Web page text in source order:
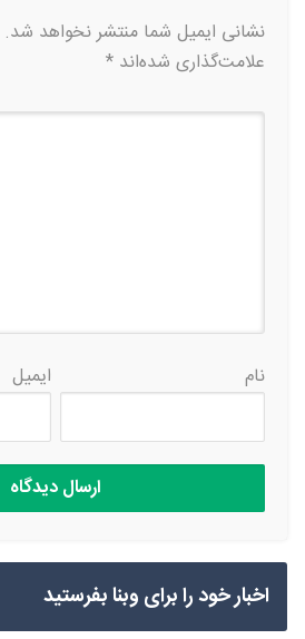
نشانی ایمیل شما منتشر نخواهد شد.
علامت‌گذاری شده‌اند *
نام ایمیل
اخبار خود را برای وبنا بفرستید